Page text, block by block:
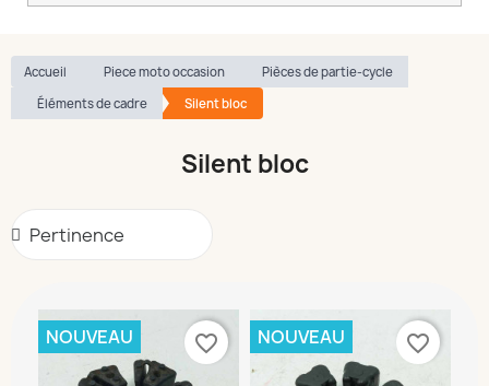
Accueil Piece moto occasion
Pièces de partie-cycle
Éléments de cadre
Silent bloc
Silent bloc
NOUVEAU favorite_border NOUVEAU favorite_border